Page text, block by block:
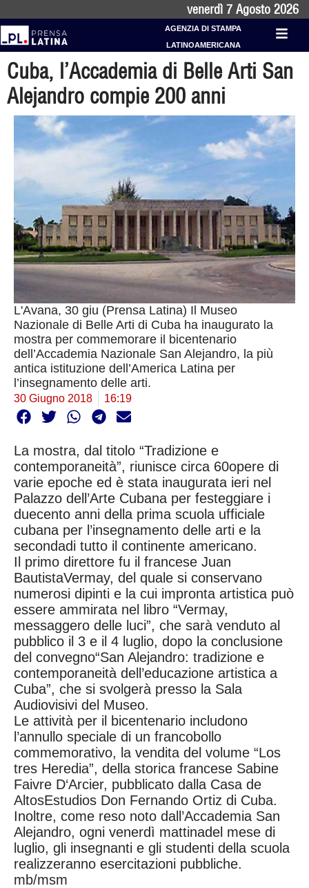
venerdì 7 Agosto 2026
AGENZIA DI STAMPA
LATINOAMERICANA
Cuba, l’Accademia di Belle Arti San
Alejandro compie 200 anni
L'Avana, 30 giu (Prensa Latina) Il Museo
Nazionale di Belle Arti di Cuba ha inaugurato la
mostra per commemorare il bicentenario
dell’Accademia Nazionale San Alejandro, la più
antica istituzione dell’America Latina per
l’insegnamento delle arti.
30 Giugno 2018 16:19
La mostra, dal titolo “Tradizione e
contemporaneità”, riunisce circa 60opere di
varie epoche ed è stata inaugurata ieri nel
Palazzo dell’Arte Cubana per festeggiare i
duecento anni della prima scuola ufficiale
cubana per l’insegnamento delle arti e la
secondadi tutto il continente americano.
Il primo direttore fu il francese Juan
BautistaVermay, del quale si conservano
numerosi dipinti e la cui impronta artistica può
essere ammirata nel libro “Vermay,
messaggero delle luci”, che sarà venduto al
pubblico il 3 e il 4 luglio, dopo la conclusione
del convegno“San Alejandro: tradizione e
contemporaneità dell’educazione artistica a
Cuba”, che si svolgerà presso la Sala
Audiovisivi del Museo.
Le attività per il bicentenario includono
l’annullo speciale di un francobollo
commemorativo, la vendita del volume “Los
tres Heredia”, della storica francese Sabine
Faivre D‘Arcier, pubblicato dalla Casa de
AltosEstudios Don Fernando Ortiz di Cuba.
Inoltre, come reso noto dall’Accademia San
Alejandro, ogni venerdì mattinadel mese di
luglio, gli insegnanti e gli studenti della scuola
realizzeranno esercitazioni pubbliche.
mb/msm